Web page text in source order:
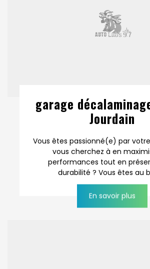
garage
Jourdain
Vous êtes passionné(e) par
vous cherchez à en
performances tout en
durabilité ? Vous êtes au
En savoir plus